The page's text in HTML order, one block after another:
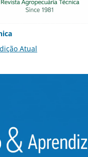
Atual